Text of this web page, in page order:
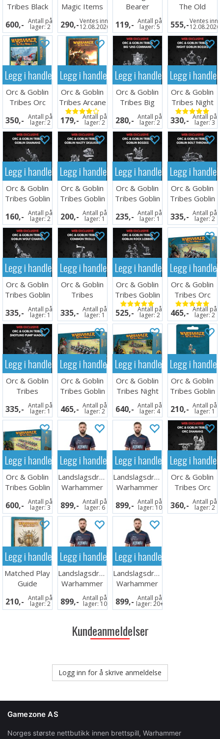
Tribes Black
Orc Mob
600,- Antall på
lager:2
Magic Items
Reference
Card Pack
290,-Ventes inn
12.08.2026
Bearer
(Paperback)
119,- Antall på
lager:5
The Old
World
Rulebook
555,-Ventes inn
12.08.2026
Legg i handlekurven
Orc & Goblin
Tribes Orc
Bosses
350,- Antall på
lager:2
Legg i handlekurven
Orc & Goblin
Tribes Arcane
Journal
179,- Antall på
lager:2
Legg i handlekurven
Orc & Goblin
Tribes Big
Uns
Command
280,- Antall på
lager:2
Legg i
Orc & Goblin
Tribes Night
Goblin Bosses
330,- Antall på
lager:3
Legg i handlekurven
Orc & Goblin
Tribes Goblin
Shamans
160,- Antall på
lager:2
Legg i handlekurven
Orc & Goblin
Tribes Goblin
Nasty Skulker
200,- Antall på
lager:1
Legg i handlekurven
Orc & Goblin
Tribes Goblin
Bosses
235,- Antall på
lager:1
Legg i
Orc & Goblin
Tribes Goblin
Bolt Throwa
335,- Antall på
lager:2
Legg i handlekurven
Orc & Goblin
Tribes Goblin
Wolf Chariot
335,- Antall på
lager:1
Legg i handlekurven
Orc & Goblin
Tribes
Common
Trolls
335,- Antall på
lager:1
Legg i handlekurven
Orc & Goblin
Tribes Goblin
Rock Lobber
525,- Antall på
lager:2
Legg i
Orc & Goblin
Tribes Orc
Boar Boyz
Mob
465,- Antall på
lager:2
Legg i handlekurven
Orc & Goblin
Tribes
Snotling Pump
Wagon
335,- Antall på
lager:1
Legg i handlekurven
Orc & Goblin
Tribes Goblin
Wolfrider Mob
465,- Antall på
lager:2
Legg i handlekurven
Orc & Goblin
Tribes Night
Goblin Mob
640,- Antall på
lager:4
Legg i
Orc & Goblin
Tribes Goblin
Shaman
210,- Antall på
lager:1
Legg i handlekurven
Orc & Goblin
Tribes Goblin
Mob
600,- Antall på
lager:3
Legg i handlekurven
Landslagsdrakt
Warhammer
2026 Norge
M
899,- Antall på
lager:6
Legg i handlekurven
Landslagsdrakt
Warhammer
2026 Norge L
899,- Antall på
lager: 10
Legg i
Orc & Goblin
Tribes Orc
Shamans
360,- Antall på
lager:2
Legg i handlekurven
Matched Play
Guide
210,- Antall på
lager:2
Legg i handlekurven
Landslagsdrakt
Warhammer
2026 Norge
XXL
899,- Antall på
lager: 10
Legg i handlekurven
Landslagsdrakt
Warhammer
2026 Norge
XL
899,- Antall på
lager:20+
Kundeanmeldelser
Logg inn for å skrive anmeldelse
Gamezone AS
Norges største nettbutikk innen brettspill, Warhammer